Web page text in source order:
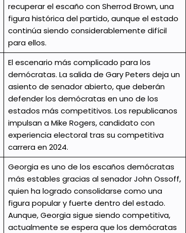
recuperar el escaño con Sherrod Brown, una
figura histórica del partido, aunque el estado
continúa siendo considerablemente difícil
para ellos.
El escenario más complicado para los
demócratas. La salida de Gary Peters deja un
asiento de senador abierto, que deberán
defender los demócratas en uno de los
estados más competitivos. Los republicanos
impulsan a Mike Rogers, candidato con
experiencia electoral tras su competitiva
carrera en 2024.
Georgia es uno de los escaños demócratas
más estables gracias al senador John Ossoff,
quien ha logrado consolidarse como una
figura popular y fuerte dentro del estado.
Aunque, Georgia sigue siendo competitiva,
actualmente se espera que los demócratas